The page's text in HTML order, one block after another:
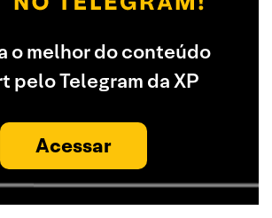
o melhor do conteúdo
pelo Telegram da XP
Acessar